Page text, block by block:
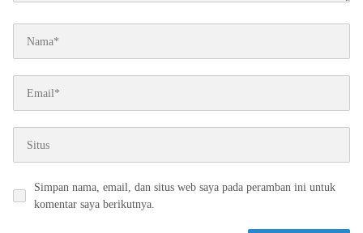
Simpan nama, email, dan situs web saya pada peramban ini untuk
komentar saya berikutnya.